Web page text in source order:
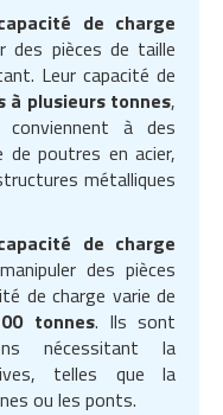
de charge
des pièces de taille
Leur capacité de
à plusieurs tonnes,
à des
de poutres en acier,
métalliques
de charge
des pièces
de charge varie de
tonnes. Ils sont
nécessitant la
telles que la
ou les ponts.